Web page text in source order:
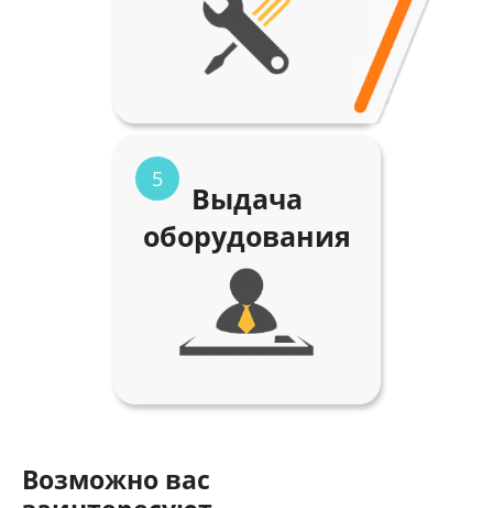
5
Выдача
оборудования
Возможно вас